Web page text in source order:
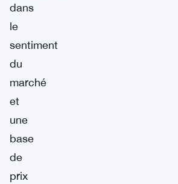
dans
le
sentiment
du
marché
et
une
base
de
prix